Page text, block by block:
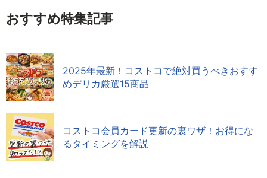
おすすめ特集記事
2025年最新！コストコで絶対買うべきおすす
めデリカ厳選15商品
コストコ会員カード更新の裏ワザ！お得にな
るタイミングを解説